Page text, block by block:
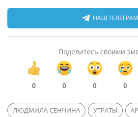
НАШ ТЕЛЕГРАМ
Поделитесь своими
0 0 0 0
ЛЮДМИЛА СЕНЧИНА УТРАТЫ